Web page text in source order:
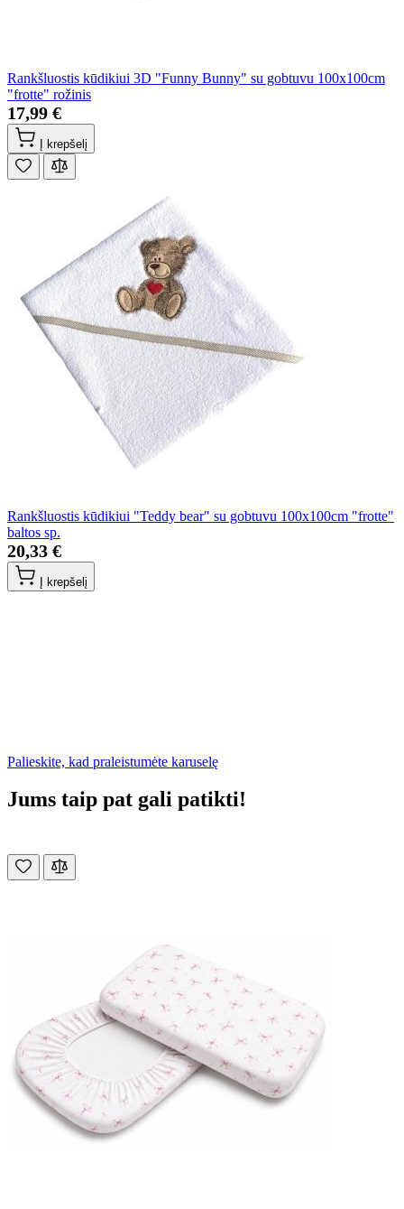
Rankšluostis kūdikiui 3D "Funny Bunny" su gobtuvu 100x100cm
"frotte" rožinis
17,99 €
Į krepšelį
Rankšluostis kūdikiui "Teddy bear" su gobtuvu 100x100cm "frotte"
baltos sp.
20,33 €
Į krepšelį
Palieskite, kad praleistumėte karuselę
Jums taip pat gali patikti!